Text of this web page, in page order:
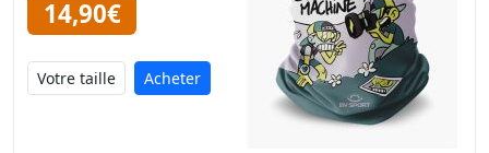
14,90€
Acheter